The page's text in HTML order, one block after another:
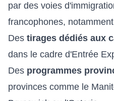
par des voies
francophones,
Des tirages dédiés aux
dans le cadre d'Entrée
Des programmes
provinces comme le